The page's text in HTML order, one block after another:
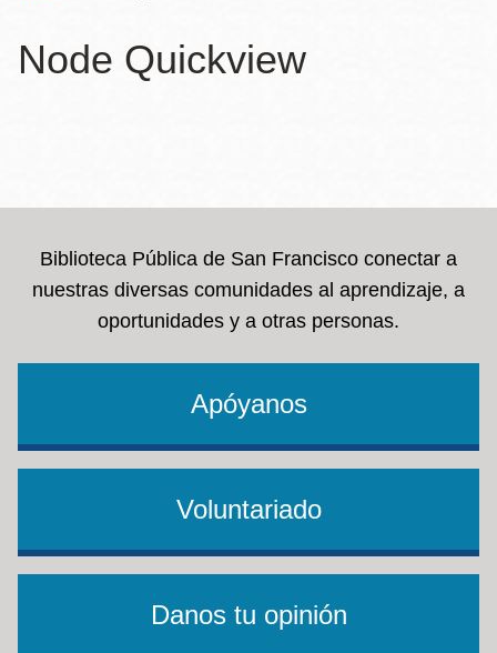
de
navegación
Node Quickview
Biblioteca Pública de San Francisco conectar a
nuestras diversas comunidades al aprendizaje, a
oportunidades y a otras personas.
Apóyanos
Voluntariado
Danos tu opinión